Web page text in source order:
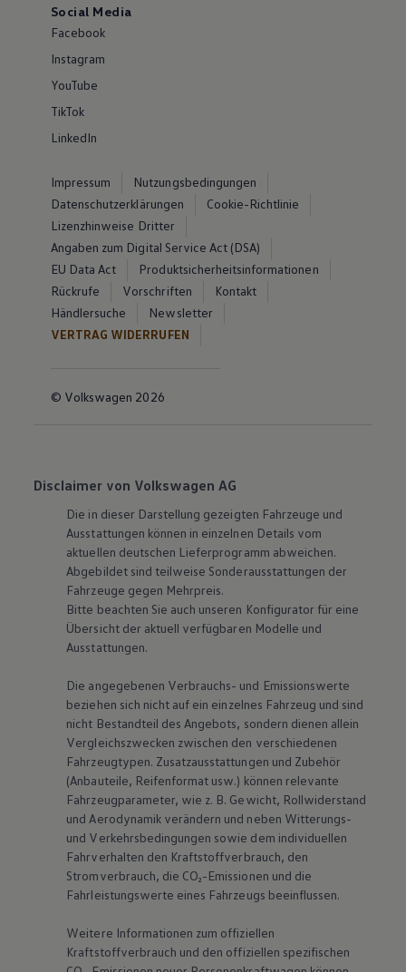
Social Media
Facebook
Instagram
YouTube
TikTok
LinkedIn
Impressum
Nutzungsbedingungen
Datenschutzerklärungen
Cookie-Richtlinie
Lizenzhinweise Dritter
Angaben zum Digital Service Act (DSA)
EU Data Act
Produktsicherheitsinformationen
Rückrufe
Vorschriften
Kontakt
Händlersuche
Newsletter
VERTRAG WIDERRUFEN
© Volkswagen 2026
Disclaimer von Volkswagen AG
Die in dieser Darstellung gezeigten Fahrzeuge und
Ausstattungen können in einzelnen Details vom
aktuellen deutschen Lieferprogramm abweichen.
Abgebildet sind teilweise Sonderausstattungen der
Fahrzeuge gegen Mehrpreis.
Bitte beachten Sie auch unseren Konfigurator für eine
Übersicht der aktuell verfügbaren Modelle und
Ausstattungen.
Die angegebenen Verbrauchs- und Emissionswerte
beziehen sich nicht auf ein einzelnes Fahrzeug und sind
nicht Bestandteil des Angebots, sondern dienen allein
Vergleichszwecken zwischen den verschiedenen
Fahrzeugtypen. Zusatzausstattungen und Zubehör
(Anbauteile, Reifenformat usw.) können relevante
Fahrzeugparameter, wie z. B. Gewicht, Rollwiderstand
und Aerodynamik verändern und neben Witterungs-
und Verkehrsbedingungen sowie dem individuellen
Fahrverhalten den Kraftstoffverbrauch, den
Stromverbrauch, die CO₂-Emissionen und die
Fahrleistungswerte eines Fahrzeugs beeinflussen.
Weitere Informationen zum offiziellen
Kraftstoffverbrauch und den offiziellen spezifischen